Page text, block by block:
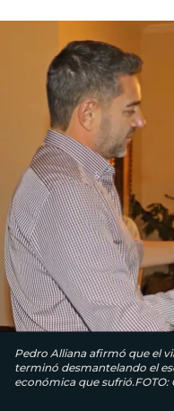
Pedro Alliana afirmó que el
terminó desmantelando el
económica que sufrió.FOTO: